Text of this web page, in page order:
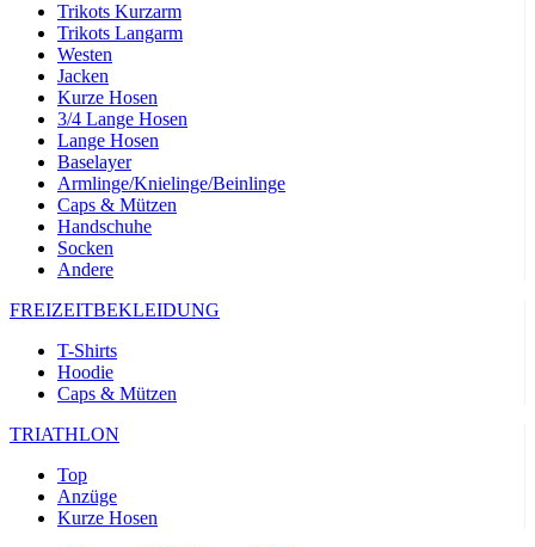
Trikots Kurzarm
Trikots Langarm
Westen
Jacken
Kurze Hosen
3/4 Lange Hosen
Lange Hosen
Baselayer
Armlinge/Knielinge/Beinlinge
Caps & Mützen
Handschuhe
Socken
Andere
FREIZEITBEKLEIDUNG
T-Shirts
Hoodie
Caps & Mützen
TRIATHLON
Top
Anzüge
Kurze Hosen